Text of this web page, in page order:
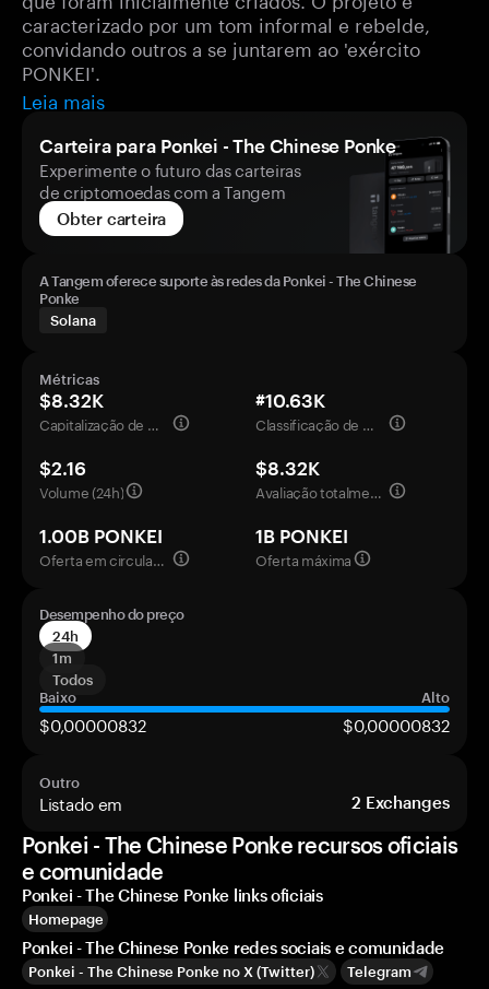
caracterizado por um tom informal e rebelde,
convidando outros a se juntarem ao 'exército
PONKEI'.
Leia mais
Carteira para Ponkei - The Chinese Ponke
Experimente o futuro das carteiras
de criptomoedas com a Tangem
Obter carteira
A Tangem oferece suporte às redes da Ponkei - The Chinese
Ponke
Solana
Métricas
$8.32K
Capitalização de mercado
#10.63K
Classificação de mercado
$2.16
Volume (24h)
$8.32K
Avaliação totalmente diluída
1.00B PONKEI
Oferta em circulação
1B PONKEI
Oferta máxima
Desempenho do preço
24h
1m
Todos
Baixo
Alto
$0,00000832 $0,00000832
Outro
Listado em 2 Exchanges
Ponkei - The Chinese Ponke recursos oficiais
e comunidade
Ponkei - The Chinese Ponke links oficiais
Homepage
Ponkei - The Chinese Ponke redes sociais e comunidade
Ponkei - The Chinese Ponke no X (Twitter) Telegram